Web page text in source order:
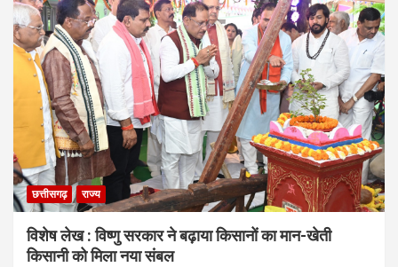
छत्तीसगढ़ राज्य
विशेष लेख : विष्णु सरकार ने बढ़ाया किसानों का मान-खेती
किसानी को मिला नया संबल